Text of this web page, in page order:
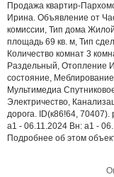
Продажа квартир-
Ирина. Объявление от
комиссии, Тип дома
площадь 69 кв. м, Тип
Количество комнат 3
Раздельный, Отопление
состояние,
Мультимедиа
Электричество,
дорога. ID(к86!64,
a1 - 06.11.2024 Вн: a1 -
Подробнее об этом